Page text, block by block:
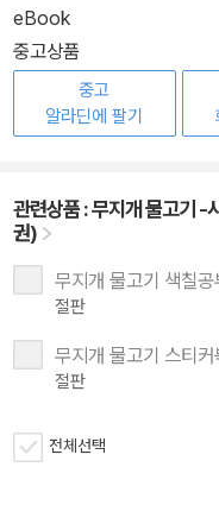
eBook
중고상품
중고
알라딘에 팔기
관련상품 :무지개 물고기 -
권)
무지개 물고기 색칠공
절판
무지개 물고기 스티커
절판
전체선택